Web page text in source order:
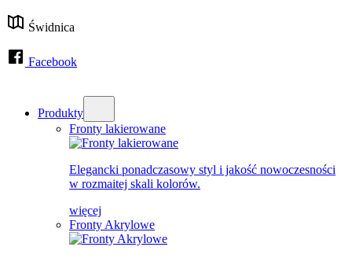
Świdnica
Facebook
Produkty
Fronty lakierowane
Elegancki ponadczasowy styl i jakość nowoczesności
w rozmaitej skali kolorów.
więcej
Fronty Akrylowe